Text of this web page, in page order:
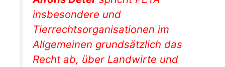
insbesondere und
Tierrechtsorganisationen im
Allgemeinen grundsätzlich das
Recht ab, über Landwirte und